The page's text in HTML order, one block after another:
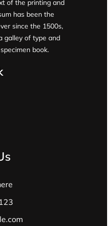
of the printing and
has been the
since the 1500s,
galley of type and
book.